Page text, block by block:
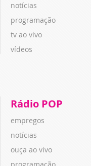
notícias
programação
tv ao vivo
vídeos
Rádio POP
empregos
notícias
ouça ao vivo